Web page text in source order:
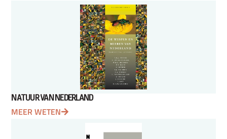
NATUUR VAN NEDERLAND
MEER WETEN